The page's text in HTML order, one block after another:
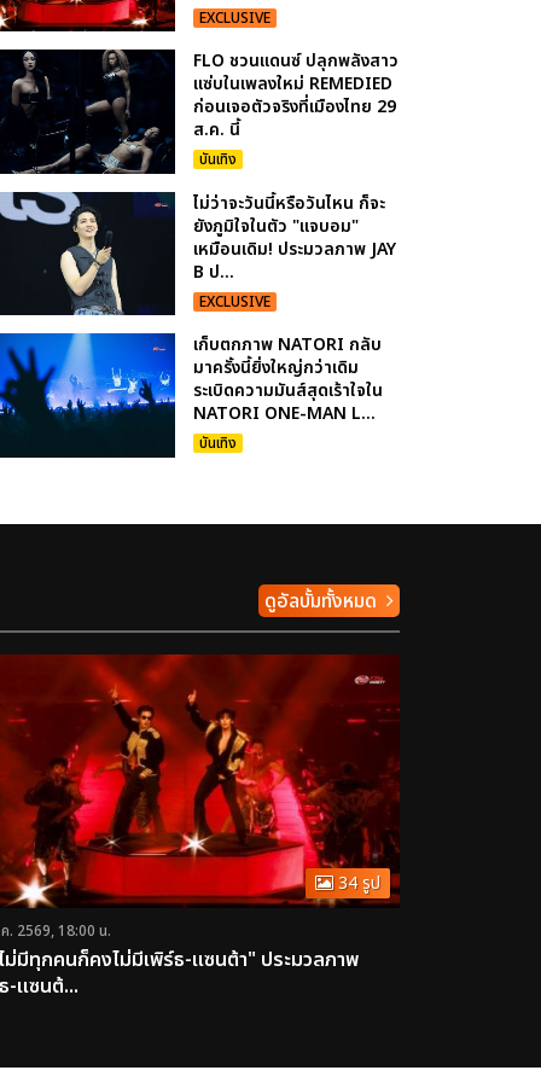
EXCLUSIVE
FLO ชวนแดนซ์ ปลุกพลังสาว
แซ่บในเพลงใหม่ REMEDIED
ก่อนเจอตัวจริงที่เมืองไทย 29
ส.ค. นี้
บันเทิง
ไม่ว่าจะวันนี้หรือวันไหน ก็จะ
ยังภูมิใจในตัว "แจบอม"
เหมือนเดิม! ประมวลภาพ JAY
B ป...
EXCLUSIVE
เก็บตกภาพ NATORI กลับ
มาครั้งนี้ยิ่งใหญ่กว่าเดิม
ระเบิดความมันส์สุดเร้าใจใน
NATORI ONE-MAN L...
บันเทิง
ดูอัลบั้มทั้งหมด
34 รูป
. 2569, 18:00 น.
ม่มีทุกคนก็คงไม่มีเพิร์ธ-แซนต้า" ประมวลภาพ
-แซนต้...